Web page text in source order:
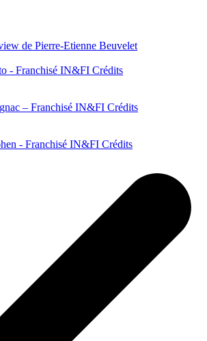
de Pierre-Etienne Beuvelet
- Franchisé IN&FI Crédits
– Franchisé IN&FI Crédits
- Franchisé IN&FI Crédits